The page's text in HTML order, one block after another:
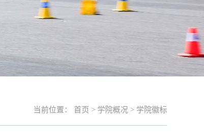
当前位置： 首页 > 学院概况 > 学院徽标